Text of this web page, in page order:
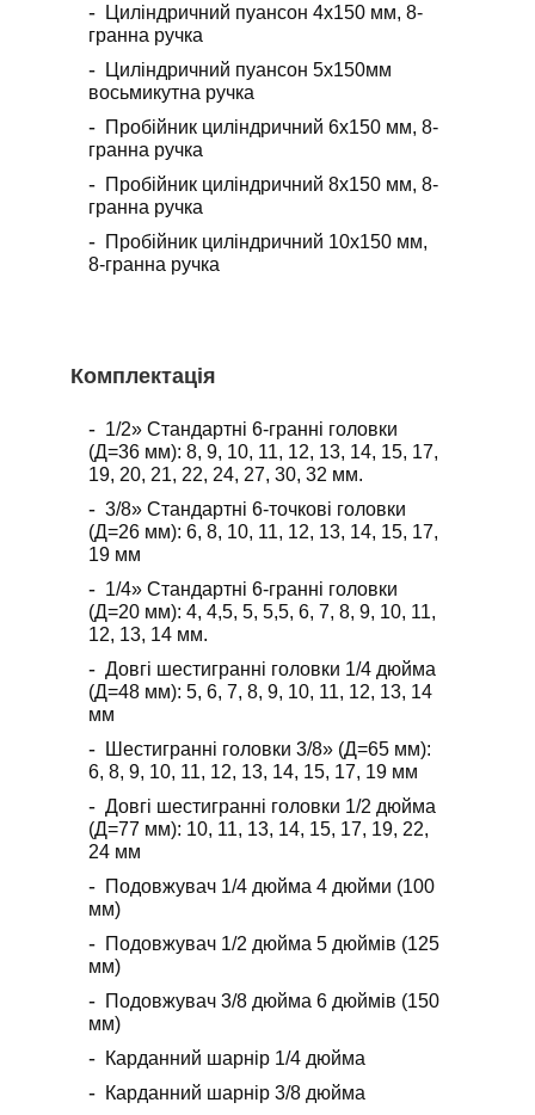
Комплектація
1/2» Стандартні 6-гранні головки
(Д=36 мм): 8, 9, 10, 11, 12, 13, 14, 15, 17,
19, 20, 21, 22, 24, 27, 30, 32 мм.
3/8» Стандартні 6-точкові головки
(Д=26 мм): 6, 8, 10, 11, 12, 13, 14, 15, 17,
19 мм
1/4» Стандартні 6-гранні головки
(Д=20 мм): 4, 4,5, 5, 5,5, 6, 7, 8, 9, 10, 11,
12, 13, 14 мм.
Довгі шестигранні головки 1/4 дюйма
(Д=48 мм): 5, 6, 7, 8, 9, 10, 11, 12, 13, 14
мм
Шестигранні головки 3/8» (Д=65 мм):
6, 8, 9, 10, 11, 12, 13, 14, 15, 17, 19 мм
Довгі шестигранні головки 1/2 дюйма
(Д=77 мм): 10, 11, 13, 14, 15, 17, 19, 22,
24 мм
Подовжувач 1/4 дюйма 4 дюйми (100
мм)
Подовжувач 1/2 дюйма 5 дюймів (125
мм)
Подовжувач 3/8 дюйма 6 дюймів (150
мм)
Карданний шарнір 1/4 дюйма
Карданний шарнір 3/8 дюйма
Циліндричний пуансон 4х150 мм, 8-
гранна ручка
Циліндричний пуансон 5х150мм
восьмикутна ручка
Пробійник циліндричний 6х150 мм, 8-
гранна ручка
Пробійник циліндричний 8х150 мм, 8-
гранна ручка
Пробійник циліндричний 10х150 мм,
8-гранна ручка